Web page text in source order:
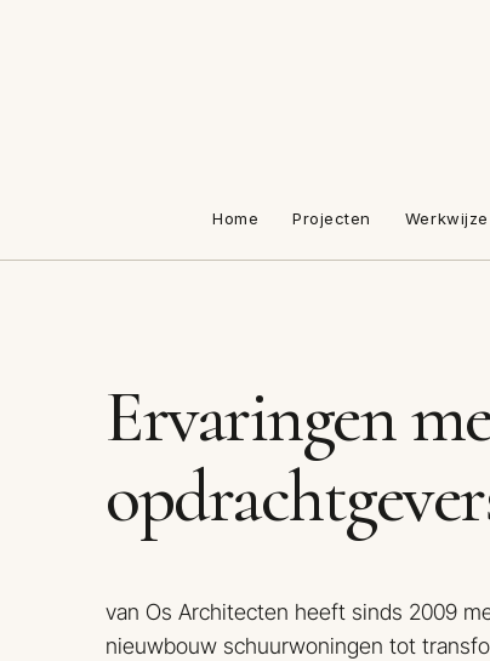
Home Projecten Werkwijze
Ervaringen
van Os Architecten heeft sinds 2009
nieuwbouw schuurwoningen tot